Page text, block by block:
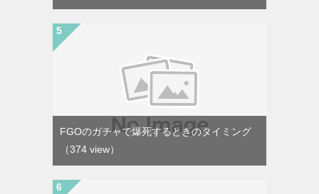
FGOのガチャで爆死するときのタイミング
（374 view）